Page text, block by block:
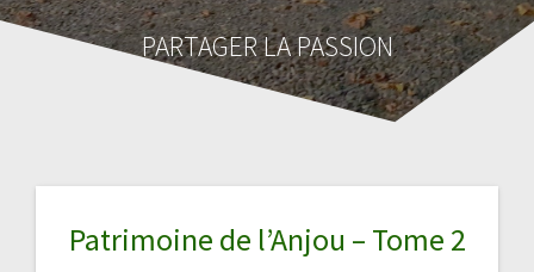
PARTAGER LA PASSION
Patrimoine de l’Anjou – Tome 2